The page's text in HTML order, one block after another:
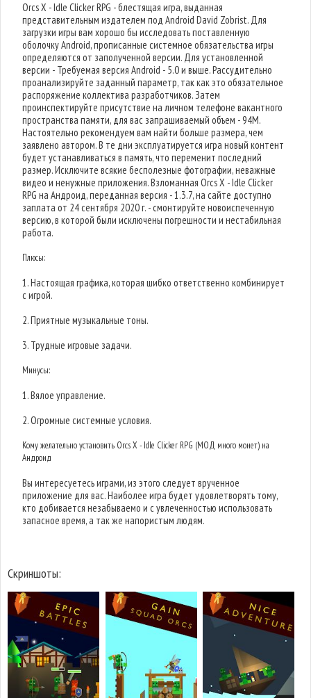
Orcs X - Idle Clicker RPG - блестящая игра, выданная
представительным издателем под Android David Zobrist. Для
загрузки игры вам хорошо бы исследовать поставленную
оболочку Android, прописанные системное обязательства игры
определяются от заполученной версии. Для установленной
версии - Требуемая версия Android - 5.0 и выше. Рассудительно
проанализируйте заданный параметр, так как это обязательное
распоряжение коллектива разработчиков. Затем
проинспектируйте присутствие на личном телефоне вакантного
пространства памяти, для вас запрашиваемый объем - 94M.
Настоятельно рекомендуем вам найти больше размера, чем
заявлено автором. В те дни эксплуатируется игра новый контент
будет устанавливаться в память, что переменит последний
размер. Исключите всякие бесполезные фотографии, неважные
видео и ненужные приложения. Взломанная Orcs X - Idle Clicker
RPG на Андроид, переданная версия - 1.3.7, на сайте доступно
заплата от 24 сентября 2020 г. - смонтируйте новоиспеченную
версию, в которой были исключены погрешности и нестабильная
работа.
Плюсы:
1. Настоящая графика, которая шибко ответственно комбинирует
с игрой.
2. Приятные музыкальные тоны.
3. Трудные игровые задачи.
Минусы:
1. Вялое управление.
2. Огромные системные условия.
Кому желательно установить Orcs X - Idle Clicker RPG (МОД много монет) на
Андроид
Вы интересуетесь играми, из этого следует врученное
приложение для вас. Наиболее игра будет удовлетворять тому,
кто добивается незабываемо и с увлеченностью использовать
запасное время, а так же напористым людям.
Скриншоты: